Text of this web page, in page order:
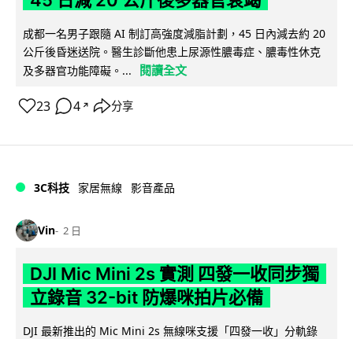
成都一名男子跟隨 AI 制訂高強度減脂計劃，45 日內減去約 20
公斤後昏迷送院。醫生診斷他患上尿源性膿毒症、膿毒性休克
及多器官功能障礙。...
閱讀全文
23 4 ↗ 分享
3C科技 家居無線 影音產品
Vin 2 日
DJI Mic Mini 2s 實測 四發一收同步獨
立錄音 32-bit 防爆咪拍片必備
DJI 最新推出的 Mic Mini 2s 無線咪支援「四發一收」分軌錄